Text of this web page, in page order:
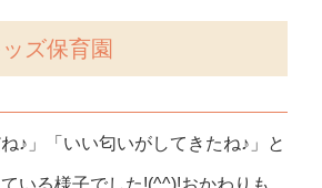
ズ保育園
♪」「いい匂いがしてきたね♪」と